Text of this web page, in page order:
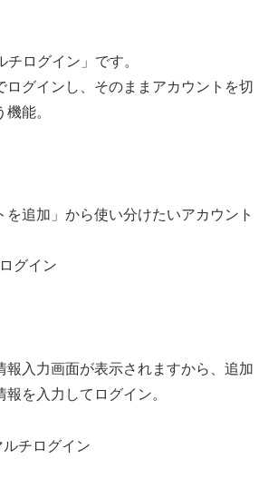
ログイン」です。
ログインし、そのままアカウントを切
能。
を追加」から使い分けたいアカウント
報入力画面が表示されますから、追加
を入力してログイン。